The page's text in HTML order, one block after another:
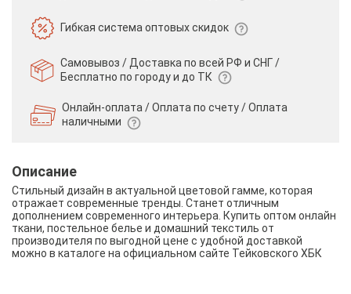
Гибкая системаоптовых скидок
Самовывоз / Доставка по всей РФ и СНГ /
Бесплатно по городу и до ТК
Онлайн-оплата / Оплата по счету /Оплата
наличными
Описание
Стильный дизайн в актуальной цветовой гамме, которая
отражает современные тренды. Станет отличным
дополнением современного интерьера. Купить оптом онлайн
ткани, постельное белье и домашний текстиль от
производителя по выгодной цене с удобной доставкой
можно в каталоге на официальном сайте Тейковского ХБК